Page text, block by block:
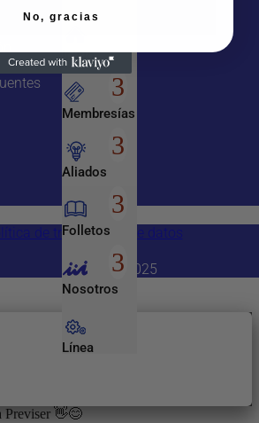
Inicio
Membresías
Aliados
Folletos
Nosotros
Línea
de tratamiento de datos
Copyright 2025
Previser 👋😊
No, gracias